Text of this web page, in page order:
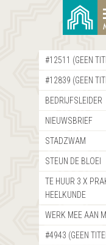
#12511 (GEEN
#12839 (GEEN
BEDRIJFSLEIDER
NIEUWSBRIEF
STADZWAM
STEUN DE BLOEI
TE HUUR 3 X
HEELKUNDE
WERK MEE AAN
#4943 (GEEN